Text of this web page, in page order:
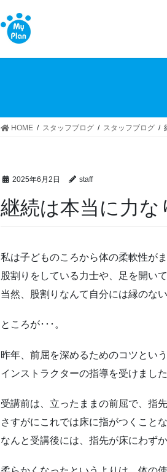
HOME スタッフブログ スタッフブログ
2025年6月2日 staff
継続は本当に力な
私は子どものころから体の柔軟性が
股割りをしている力士や、足を開い
当然、股割りなんて自分には縁のな
ところが･･･。
昨年、前屈を深めるためのコツとい
インストラクターの指導を受けました
受講前は、立ったままの前屈で、指
さすがにこれでは床に指がつくこと
なんと受講後には、指先が床にわず